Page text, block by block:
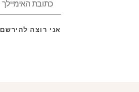
אני רוצה להירשם